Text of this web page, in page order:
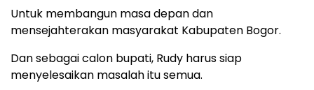
Untuk membangun masa depan dan
mensejahterakan masyarakat Kabupaten Bogor.
Dan sebagai calon bupati, Rudy harus siap
menyelesaikan masalah itu semua.